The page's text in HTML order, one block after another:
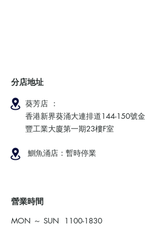
分店地址
葵芳店 ：
香港新界葵涌大連排道144-150號金
豐工業大廈第一期23樓F室
鰂魚涌店：暫時停業
​營業時間
MON ～ SUN 1100-1830